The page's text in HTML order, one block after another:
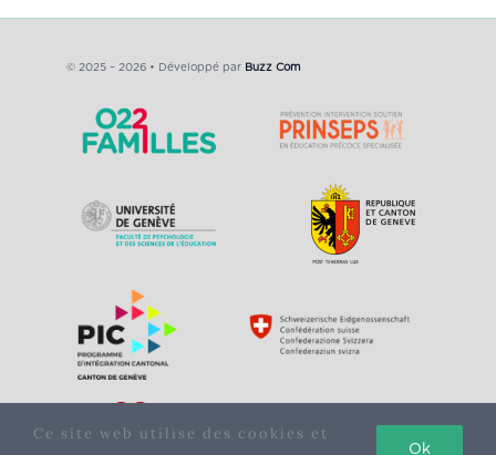
© 2025 – 2026 • Développé par Buzz Com
Ce site web utilise des cookies et
Ok